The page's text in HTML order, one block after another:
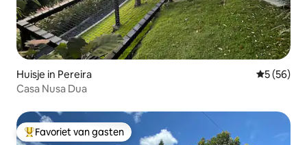
Huisje in Pereira
5 (56)
Casa Nusa Dua
Topfavoriet van gasten
Favoriet van gasten